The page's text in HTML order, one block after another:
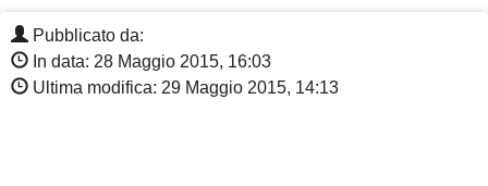
Pubblicato da:
In data: 28 Maggio 2015, 16:03
Ultima modifica: 29 Maggio 2015, 14:13